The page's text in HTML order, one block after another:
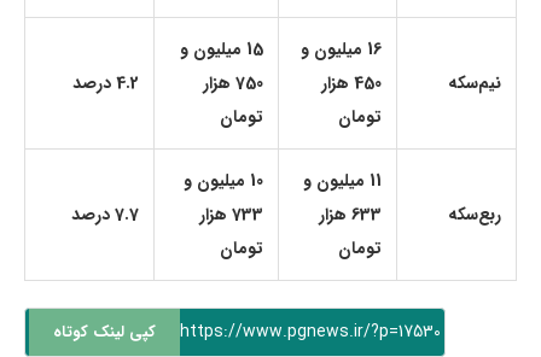
نیم‌سکه
16 میلیون و
450 هزار
تومان
15 میلیون و
750 هزار
تومان
4.2 درصد
ربع‌سکه
11 میلیون و
633 هزار
تومان
10 میلیون و
733 هزار
تومان
7.7 درصد
https://www.pgnews.ir/?p=17530 کپی لینک کوتاه